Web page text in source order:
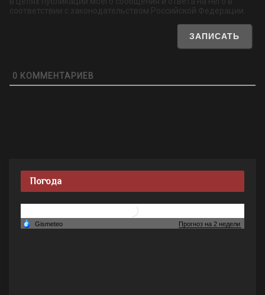
соответствии с законодательством Российской Федерации.
0 КОММЕНТАРИЕВ
Погода